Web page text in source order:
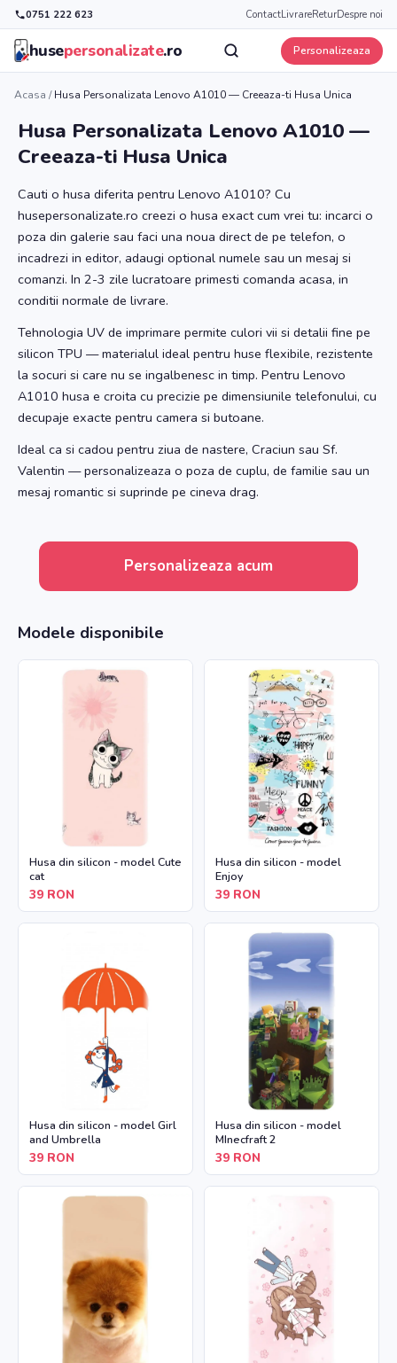
0751 222 623 ContactLivrareReturDespre noi
husepersonalizate.ro Personalizeaza
Acasa /Husa Personalizata Lenovo A1010 — Creeaza-ti Husa Unica
Husa Personalizata Lenovo A1010 —
Creeaza-ti Husa Unica
Cauti o husa diferita pentru Lenovo A1010? Cu
husepersonalizate.ro creezi o husa exact cum vrei tu: incarci o
poza din galerie sau faci una noua direct de pe telefon, o
incadrezi in editor, adaugi optional numele sau un mesaj si
comanzi. In 2-3 zile lucratoare primesti comanda acasa, in
conditii normale de livrare.
Tehnologia UV de imprimare permite culori vii si detalii fine pe
silicon TPU — materialul ideal pentru huse flexibile, rezistente
la socuri si care nu se ingalbenesc in timp. Pentru Lenovo
A1010 husa e croita cu precizie pe dimensiunile telefonului, cu
decupaje exacte pentru camera si butoane.
Ideal ca si cadou pentru ziua de nastere, Craciun sau Sf.
Valentin — personalizeaza o poza de cuplu, de familie sau un
mesaj romantic si suprinde pe cineva drag.
Personalizeaza acum
Modele disponibile
Husa din silicon - model Cute
cat
39 RON
Husa din silicon - model
Enjoy
39 RON
Husa din silicon - model Girl
and Umbrella
39 RON
Husa din silicon - model
MInecfraft 2
39 RON